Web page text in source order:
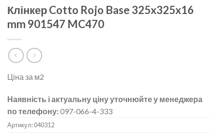
Клінкер Cotto Rojo Base 325x325x16
mm 901547 MC470
Ціна за м2
Наявність і актуальну ціну уточнюйте у менеджера
по телефону:097-066-4-333
Артикул:040312